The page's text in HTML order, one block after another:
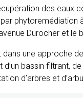
des eaux
phytoremédiation
Durocher et le
dans une approche
d’un bassin filtrant,
d’arbres et